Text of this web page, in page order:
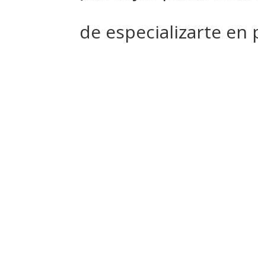
de especializarte en